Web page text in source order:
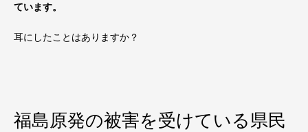
ています。
耳にしたことはありますか？
福島原発の被害を受けている県民